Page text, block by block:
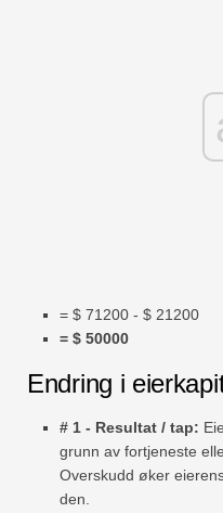
= $ 71200 - $ 21200
= $ 50000
Endring i
# 1 - Resultat / tap:
grunn av fortjeneste
Overskudd øker
den.